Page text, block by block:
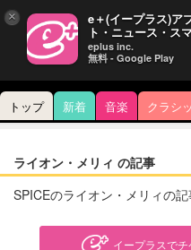
トップ 新着 音楽 クラシ
ライオン・メリィ の記事
SPICEのライオン・メリィの
イープラスで
× e＋(イープラス)ア
ト・ニュース・ス
eplus inc.
無料 - Google Play